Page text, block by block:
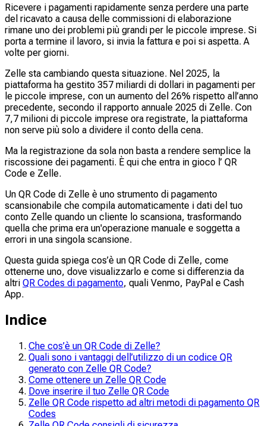
Ricevere i pagamenti rapidamente senza perdere una parte
del ricavato a causa delle commissioni di elaborazione
rimane uno dei problemi più grandi per le piccole imprese. Si
porta a termine il lavoro, si invia la fattura e poi si aspetta. A
volte per giorni.
Zelle sta cambiando questa situazione. Nel 2025, la
piattaforma ha gestito 357 miliardi di dollari in pagamenti per
le piccole imprese, con un aumento del 26% rispetto all’anno
precedente, secondo il rapporto annuale 2025 di Zelle. Con
7,7 milioni di piccole imprese ora registrate, la piattaforma
non serve più solo a dividere il conto della cena.
Ma la registrazione da sola non basta a rendere semplice la
riscossione dei pagamenti. È qui che entra in gioco l’ QR
Code e Zelle.
Un QR Code di Zelle è uno strumento di pagamento
scansionabile che compila automaticamente i dati del tuo
conto Zelle quando un cliente lo scansiona, trasformando
quella che prima era un'operazione manuale e soggetta a
errori in una singola scansione.
Questa guida spiega cos’è un QR Code di Zelle, come
ottenerne uno, dove visualizzarlo e come si differenzia da
altri QR Codes di pagamento, quali Venmo, PayPal e Cash
App.
Indice
Che cos’è un QR Code di Zelle?
Quali sono i vantaggi dell’utilizzo di un codice QR
generato con Zelle QR Code?
Come ottenere un Zelle QR Code
Dove inserire il tuo Zelle QR Code
Zelle QR Code rispetto ad altri metodi di pagamento QR
Codes